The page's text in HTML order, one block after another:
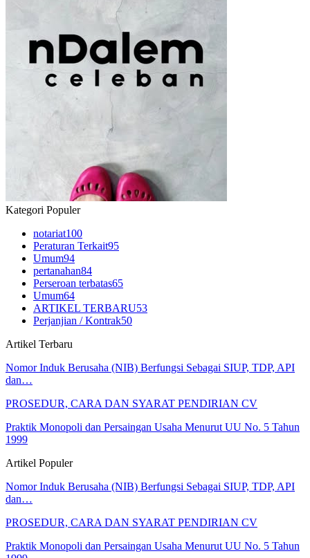
Kategori Populer
notariat100
Peraturan Terkait95
Umum94
pertanahan84
Perseroan terbatas65
Umum64
ARTIKEL TERBARU53
Perjanjian / Kontrak50
Artikel Terbaru
Nomor Induk Berusaha (NIB) Berfungsi Sebagai SIUP, TDP, API
dan…
PROSEDUR, CARA DAN SYARAT PENDIRIAN CV
Praktik Monopoli dan Persaingan Usaha Menurut UU No. 5 Tahun
1999
Artikel Populer
Nomor Induk Berusaha (NIB) Berfungsi Sebagai SIUP, TDP, API
dan…
PROSEDUR, CARA DAN SYARAT PENDIRIAN CV
Praktik Monopoli dan Persaingan Usaha Menurut UU No. 5 Tahun